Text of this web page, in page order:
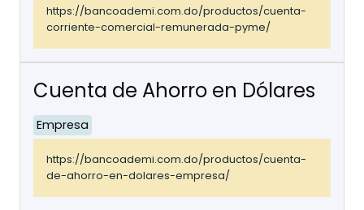
https://bancoademi.com.do/productos/cuenta-
corriente-comercial-remunerada-pyme/
Cuenta de Ahorro en Dólares
Empresa
https://bancoademi.com.do/productos/cuenta-
de-ahorro-en-dolares-empresa/